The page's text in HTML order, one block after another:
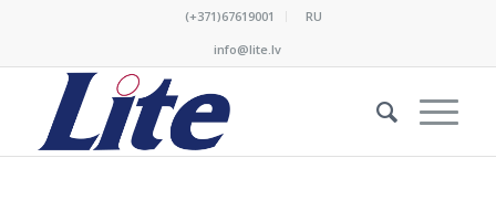
(+371)67619001
RU
info@lite.lv